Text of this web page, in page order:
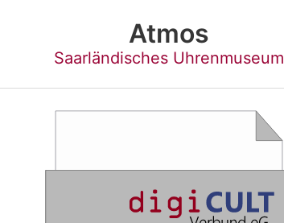
Atmos
Saarländisches Uhrenmuseum